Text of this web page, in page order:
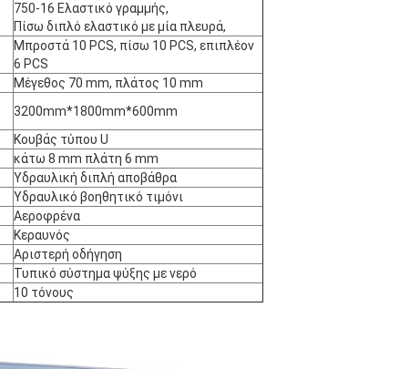
ΥΠΟΒΟΛΉ
750-16 Ελαστικό γραμμής,
Πίσω διπλό ελαστικό με μία πλευρά,
Μπροστά 10 PCS, πίσω 10 PCS, επιπλέον
6 PCS
Μέγεθος 70 mm, πλάτος 10 mm
3200mm*1800mm*600mm
Κουβάς τύπου U
κάτω 8 mm πλάτη 6 mm
Υδραυλική διπλή αποβάθρα
Υδραυλικό βοηθητικό τιμόνι
Αεροφρένα
Κεραυνός
Αριστερή οδήγηση
Τυπικό σύστημα ψύξης με νερό
10 τόνους